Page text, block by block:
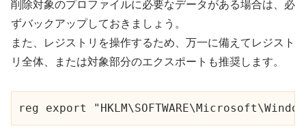
削除対象のプロファイルに必要なデータがある場合は、必
ずバックアップしておきましょう。
また、レジストリを操作するため、万一に備えてレジスト
リ全体、または対象部分のエクスポートも推奨します。
reg export